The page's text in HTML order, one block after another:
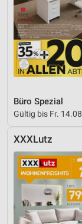
Büro Spezial
Gültig bis Fr.
XXXLutz
Geräte anhand
Informationen
Nicht-IAB-
Notwendig
Performance
Funktional